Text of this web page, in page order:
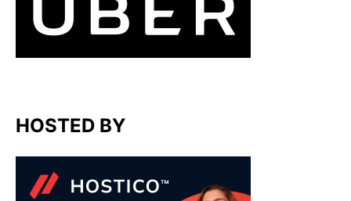
HOSTED BY